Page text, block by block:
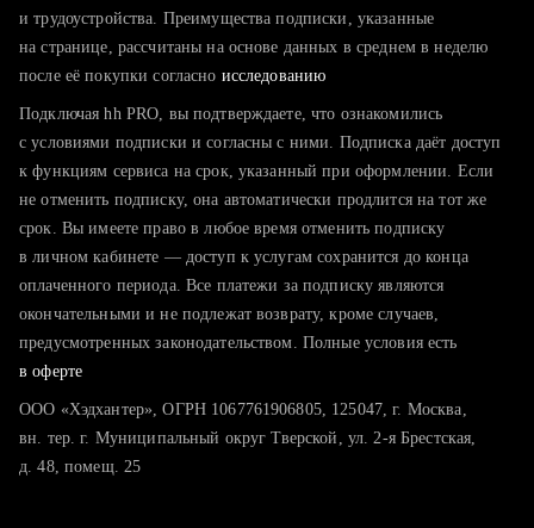
тратите много времени на поиск и вручную поднимаете
хотите сравнить себя с конкурентами и оценить шансы
и трудоустройства. Преимущества подписки, указанные
на странице, рассчитаны на основе данных в среднем в неделю
после её покупки согласно исследованию
Подключая hh PRO, вы подтверждаете, что ознакомились
с условиями подписки и согласны с ними. Подписка даёт доступ
к функциям сервиса на срок, указанный при оформлении. Если
не отменить подписку, она автоматически продлится на тот же
срок. Вы имеете право в любое время отменить подписку
в личном кабинете — доступ к услугам сохранится до конца
оплаченного периода. Все платежи за подписку являются
окончательными и не подлежат возврату, кроме случаев,
предусмотренных законодательством. Полные условия есть
в оферте
ООО «Хэдхантер», ОГРН 1067761906805, 125047, г. Москва,
вн. тер. г. Муниципальный округ Тверской, ул. 2-я Брестская,
д. 48, помещ. 25